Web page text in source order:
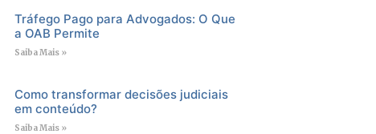
Tráfego Pago para Advogados: O Que
a OAB Permite
Saiba Mais »
Como transformar decisões judiciais
em conteúdo?
Saiba Mais »